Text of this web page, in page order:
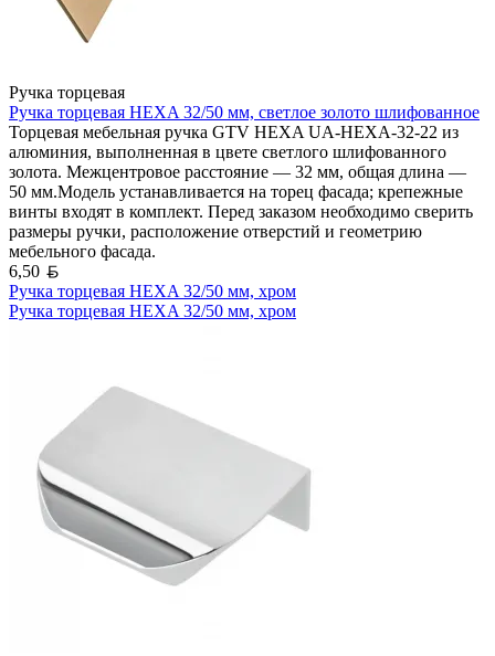
Ручка торцевая
Ручка торцевая HEXA 32/50 мм, светлое золото шлифованное
Торцевая мебельная ручка GTV HEXA UA-HEXA-32-22 из
алюминия, выполненная в цвете светлого шлифованного
золота. Межцентровое расстояние — 32 мм, общая длина —
50 мм.Модель устанавливается на торец фасада; крепежные
винты входят в комплект. Перед заказом необходимо сверить
размеры ручки, расположение отверстий и геометрию
мебельного фасада.
6,50
Ручка торцевая HEXA 32/50 мм, хром
Ручка торцевая HEXA 32/50 мм, хром